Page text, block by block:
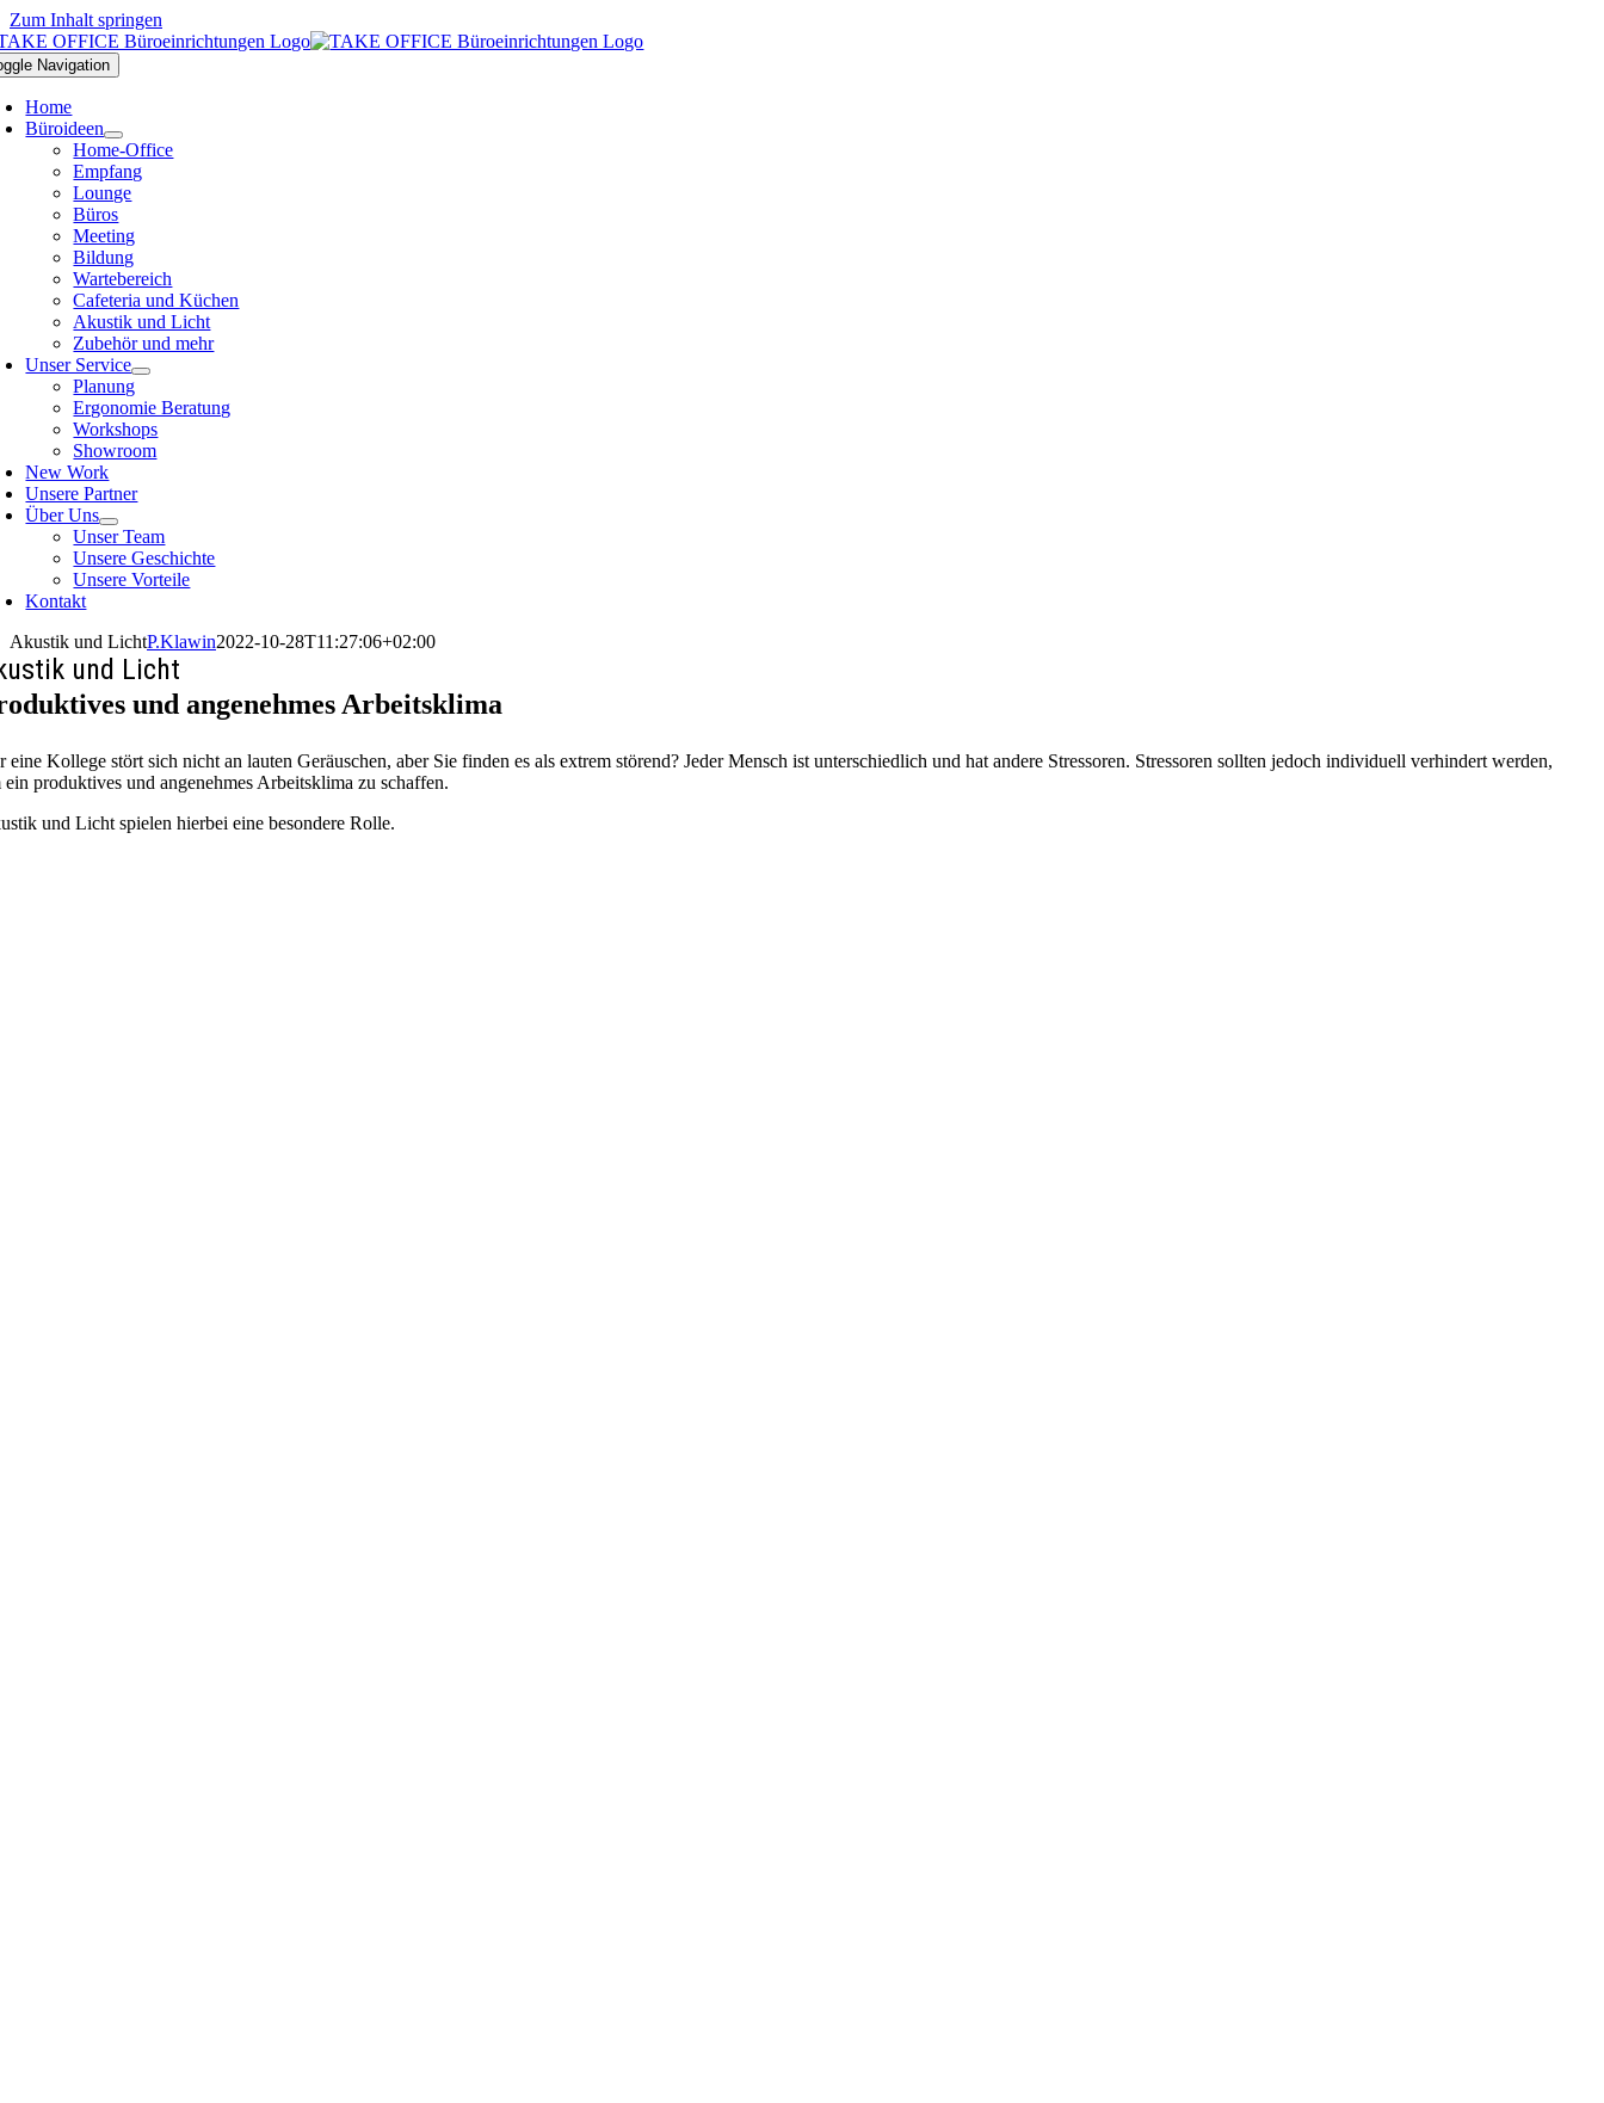
Zum Inhalt springen
Navigation
Home
Büroideen
Home-Office
Empfang
Lounge
Büros
Meeting
Bildung
Wartebereich
Cafeteria und Küchen
Akustik und Licht
Zubehör und mehr
Unser Service
Planung
Ergonomie Beratung
Workshops
Showroom
New Work
Unsere Partner
Über Uns
Unser Team
Unsere Geschichte
Unsere Vorteile
Kontakt
Akustik und LichtP.Klawin2022-10-28T11:27:06+02:00
und Licht
und angenehmes Arbeitsklima
eine Kollege stört sich nicht an lauten Geräuschen, aber Sie finden es als extrem störend? Jeder Mensch ist unterschiedlich und hat andere Stressoren. Stressoren sollten jedoch individuell verhindert werden,
ein produktives und angenehmes Arbeitsklima zu schaffen.
und Licht spielen hierbei eine besondere Rolle.